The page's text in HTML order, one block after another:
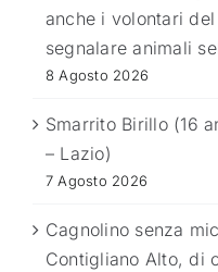
anche i volontari
segnalare animali
8 Agosto 2026
Smarrito Birillo (16
– Lazio)
7 Agosto 2026
Cagnolino senza
Contigliano Alto, di